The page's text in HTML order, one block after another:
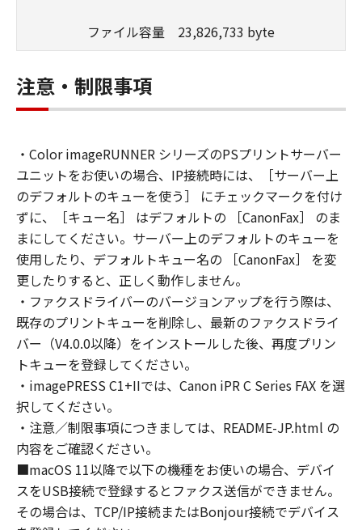
ンツデータ」は、それぞれまたは併せて「許諾
お客様は、本契約とともに提供される同意を示
すボタンをクリックし、もしくは「許諾ソフト
ウェア」をインストールし、または「許諾ソフ
項に同意されたものとします。本契約の条項に
同意されない場合は、「許諾ソフトウェア」を
使用することはできません。
なお、「許諾ソフトウェア」には、本契約の各
条項が適用されない第三者のライブラリ、ソフ
トウェア、モジュール等（以下「第三者ソフト
ウェア」といいます。）が含まれる場合があり
ます。かかる「第三者ソフトウェア」の使用条
件は、本契約の末尾、「許諾ソフトウェア」に
関連するマニュアル等の資料、または「許諾ソ
フトウェア」内に記載されていますのでご確認
ください。
１．権利の留保
(1)
「許諾ソフトウェア」に関する著作権を含む一
切の権利は、キヤノンまたはキヤノンのライセ
ンサーに帰属します。
(2)
本契約に明示的に定める場合を除き、キヤノン
およびキヤノンのライセンサーのいかなる知的
ファイル容量 23,826,733 byte
注意・制限事項
・Color imageRUNNER シリーズのPSプリントサーバー
ユニットをお使いの場合、IP接続時には、［サーバー上
のデフォルトのキューを使う］ にチェックマークを付け
ずに、［キュー名］ はデフォルトの ［CanonFax］ のま
まにしてください。サーバー上のデフォルトのキューを
使用したり、デフォルトキュー名の ［CanonFax］ を変
更したりすると、正しく動作しません。
・ファクスドライバーのバージョンアップを行う際は、
既存のプリントキューを削除し、最新のファクスドライ
バー（V4.0.0以降）をインストールした後、再度プリン
トキューを登録してください。
・imagePRESS C1+IIでは、Canon iPR C Series FAX を選
択してください。
・注意／制限事項につきましては、README-JP.html の
内容をご確認ください。
■macOS 11以降で以下の機種をお使いの場合、デバイ
スをUSB接続で登録するとファクス送信ができません。
その場合は、TCP/IP接続またはBonjour接続でデバイス